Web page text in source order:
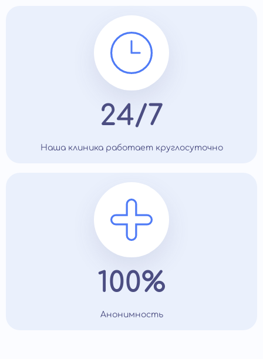
24/7
Наша клиника работает круглосуточно
100%
Анонимность